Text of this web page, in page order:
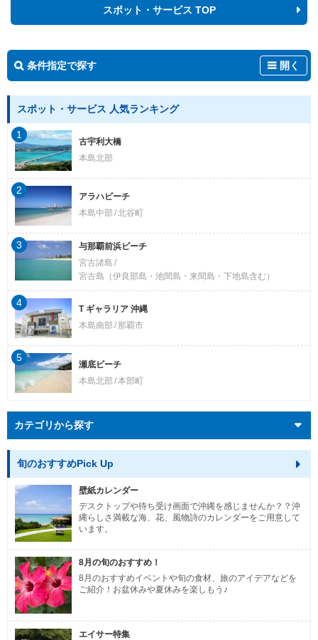
スポット・サービス TOP
条件指定で探す 開く
スポット・サービス 人気ランキング
古宇利大橋
本島北部
1
アラハビーチ
本島中部 北谷町
2
与那覇前浜ビーチ
宮古諸島
宮古島（伊良部島・池間島・来間島・下地島含む）
3
T ギャラリア 沖縄
本島南部
那覇市
4
瀬底ビーチ
本島北部 本部町
5
カテゴリから探す
旬のおすすめPick Up
壁紙カレンダー
デスクトップや待ち受け画面で沖縄を感じませんか？？沖
縄らしさ満載な海、花、風物詩のカレンダーをご用意して
います。
8月の旬のおすすめ！
8月のおすすめイベントや旬の食材、旅のアイデアなどを
ご紹介！お盆休みや夏休みを楽しもう♪
エイサー特集